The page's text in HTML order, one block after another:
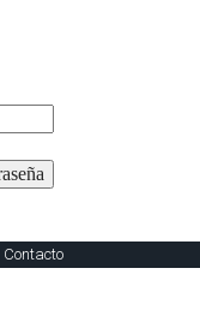
Contacto